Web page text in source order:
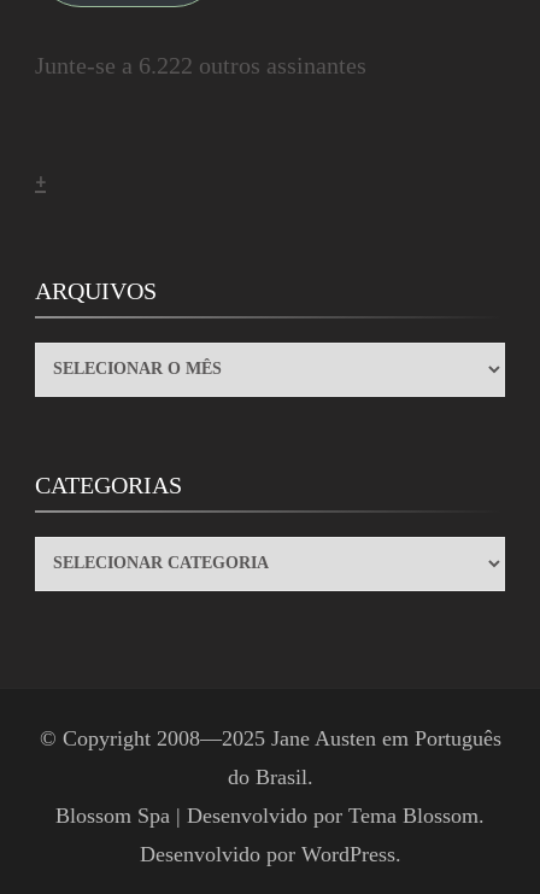
Junte-se a 6.222 outros assinantes
+
ARQUIVOS
ARQUIVOS
CATEGORIAS
CATEGORIAS
© Copyright 2008—2025 Jane Austen em Português
do Brasil.
Blossom Spa | Desenvolvido por Tema Blossom.
Desenvolvido por WordPress.